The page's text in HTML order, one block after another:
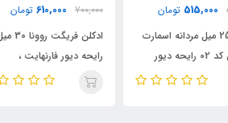
700,000
610,000
رایحه دیور فارنهایت ،
2,485,000
ادکلن مردانه
رنهایت رایحه